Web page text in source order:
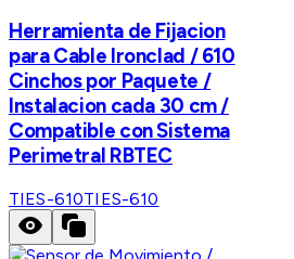
Herramienta de Fijacion
para Cable Ironclad / 610
Cinchos por Paquete /
Instalacion cada 30 cm /
Compatible con Sistema
Perimetral RBTEC
TIES-610TIES-610